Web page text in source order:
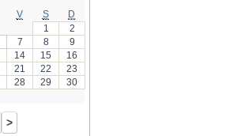
V S
D
1
2
7 8
9
14 15
16
21 22
23
28 29
30